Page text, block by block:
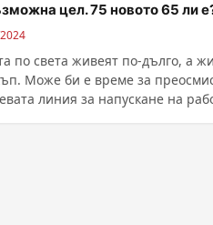
цел. 75 новото 65 ли
по света живеят по-дълго, а
Може би е време за
линия за напускане на